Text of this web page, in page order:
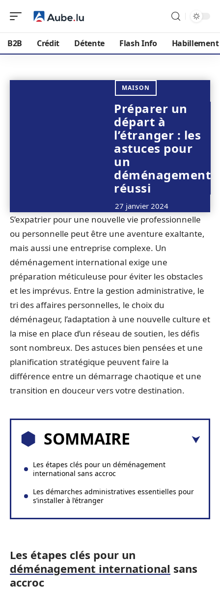
B2B Crédit Détente Flash Info Habillement
MAISON
Préparer un
départ à
l’étranger : les
astuces pour
un
déménagement
réussi
27 janvier 2024
S’expatrier pour une nouvelle vie professionnelle
ou personnelle peut être une aventure exaltante,
mais aussi une entreprise complexe. Un
déménagement international exige une
préparation méticuleuse pour éviter les obstacles
et les imprévus. Entre la gestion administrative, le
tri des affaires personnelles, le choix du
déménageur, l’adaptation à une nouvelle culture et
la mise en place d’un réseau de soutien, les défis
sont nombreux. Des astuces bien pensées et une
planification stratégique peuvent faire la
différence entre un démarrage chaotique et une
transition en douceur vers votre destination.
SOMMAIRE
Les étapes clés pour un déménagement
international sans accroc
Les démarches administratives essentielles pour
s’installer à l’étranger
Les étapes clés pour un
déménagement international sans
accroc